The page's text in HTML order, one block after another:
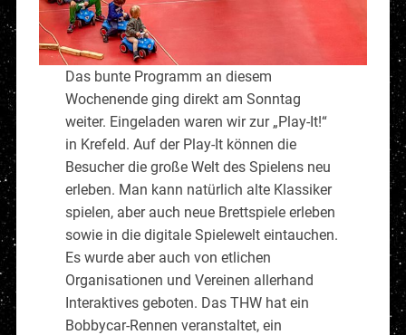
Das bunte Programm an diesem
Wochenende ging direkt am Sonntag
weiter. Eingeladen waren wir zur „Play-It!“
in Krefeld. Auf der Play-It können die
Besucher die große Welt des Spielens neu
erleben. Man kann natürlich alte Klassiker
spielen, aber auch neue Brettspiele erleben
sowie in die digitale Spielewelt eintauchen.
Es wurde aber auch von etlichen
Organisationen und Vereinen allerhand
Interaktives geboten. Das THW hat ein
Bobbycar-Rennen veranstaltet, ein